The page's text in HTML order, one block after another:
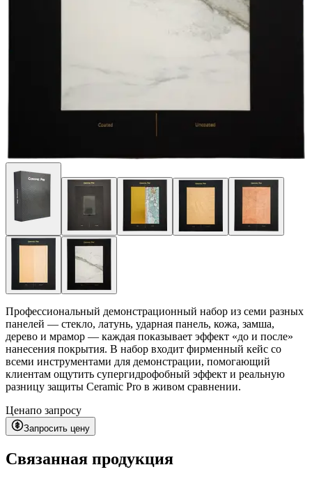
Профессиональный демонстрационный набор из семи разных
панелей — стекло, латунь, ударная панель, кожа, замша,
дерево и мрамор — каждая показывает эффект «до и после»
нанесения покрытия. В набор входит фирменный кейс со
всеми инструментами для демонстрации, помогающий
клиентам ощутить супергидрофобный эффект и реальную
разницу защиты Ceramic Pro в живом сравнении.
Ценапо запросу
Запросить цену
Связанная продукция